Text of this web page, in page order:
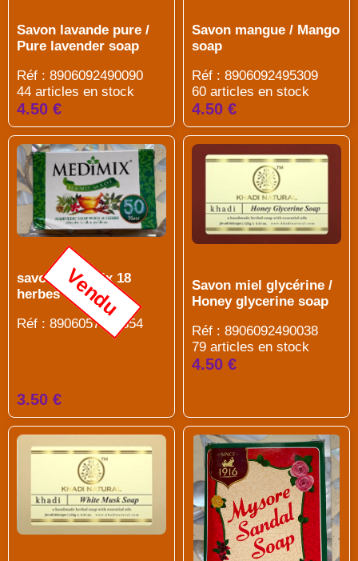
Savon lavande pure /
Pure lavender soap
Réf : 8906092490090
44 articles en stock
4.50 €
Savon mangue / Mango
soap
Réf : 8906092495309
60 articles en stock
4.50 €
savon medimix 18
herbes
Réf : 8906057530854
Vendu
3.50 €
Savon miel glycérine /
Honey glycerine soap
Réf : 8906092490038
79 articles en stock
4.50 €